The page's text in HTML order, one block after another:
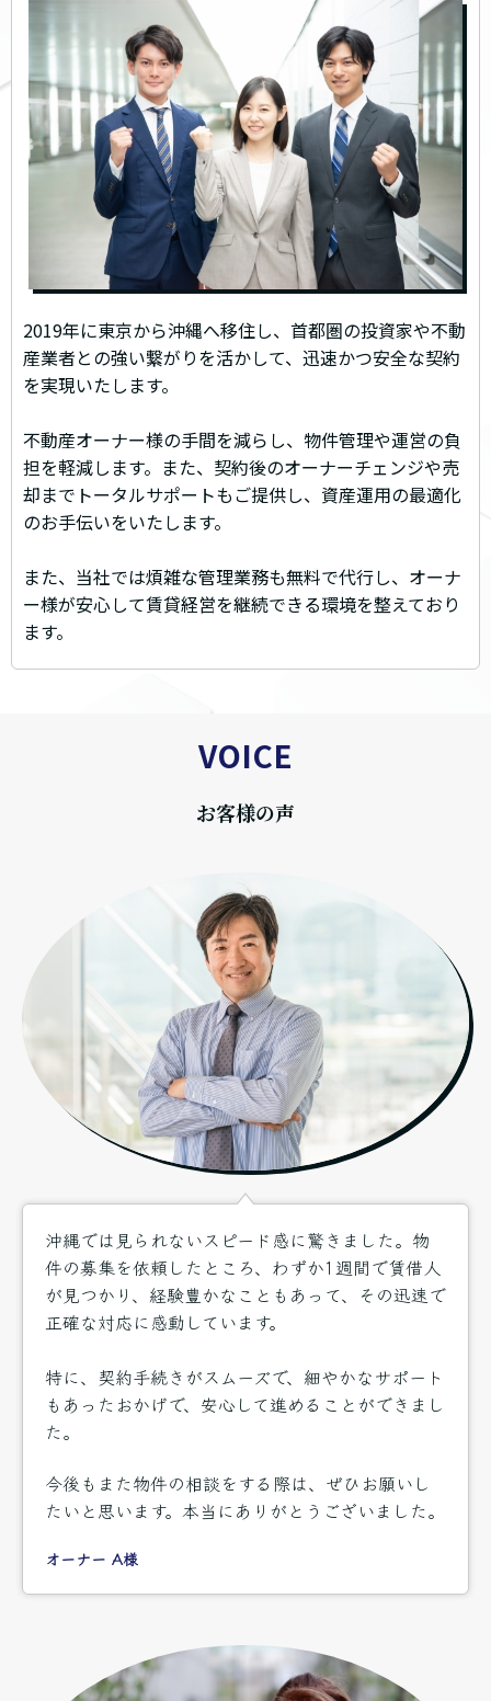
2019年に東京から沖縄へ移住し、首都圏の投資家や不動
産業者との強い繋がりを活かして、迅速かつ安全な契約
を実現いたします。
不動産オーナー様の手間を減らし、物件管理や運営の負
担を軽減します。また、契約後のオーナーチェンジや売
却までトータルサポートもご提供し、資産運用の最適化
のお手伝いをいたします。
また、当社では煩雑な管理業務も無料で代行し、オーナ
ー様が安心して賃貸経営を継続できる環境を整えており
ます。
VOICE
お客様の声
沖縄では見られないスピード感に驚きました。物
件の募集を依頼したところ、わずか1週間で賃借人
が見つかり、 経験豊かなこともあって、その迅速で
正確な対応に感動しています。
特に、契約手続きがスムーズで、細やかなサポート
もあったおかげで、安心して進めることができまし
た。
今後もまた物件の相談をする際は、ぜひお願いし
たいと思います。本当にありがとうございました。
オーナー A様